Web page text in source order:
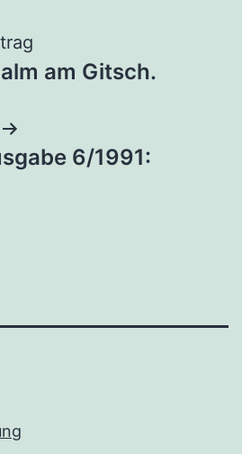
am Gitsch.
6/1991: